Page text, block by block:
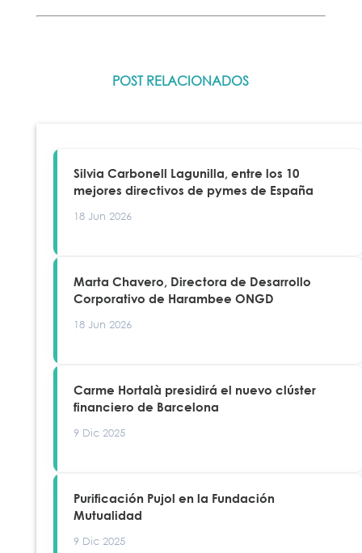
POST RELACIONADOS
Silvia Carbonell Lagunilla, entre los 10
mejores directivos de pymes de España
18 Jun 2026
Marta Chavero, Directora de Desarrollo
Corporativo de Harambee ONGD
18 Jun 2026
Carme Hortalà presidirá el nuevo clúster
financiero de Barcelona
9 Dic 2025
Purificación Pujol en la Fundación
Mutualidad
9 Dic 2025